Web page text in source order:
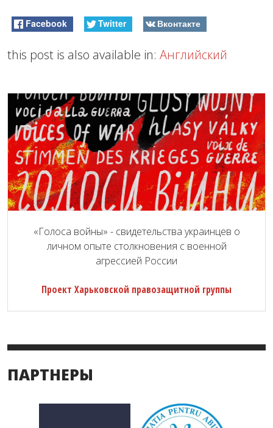
Facebook Twitter Вконтакте
this post is also available in: Английский
«Голоса войны» - свидетельства украинцев о
личном опыте столкновения с военной
агрессией России
Проект Харьковской правозащитной группы
ПАРТНЕРЫ